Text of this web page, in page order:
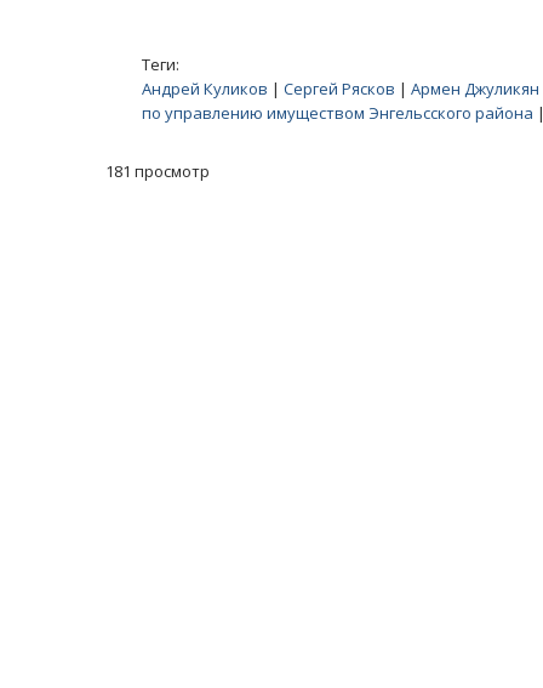
Теги:
Андрей Куликов | Сергей Рясков | Армен Джуликян
по управлению имуществом Энгельсского района |
181 просмотр